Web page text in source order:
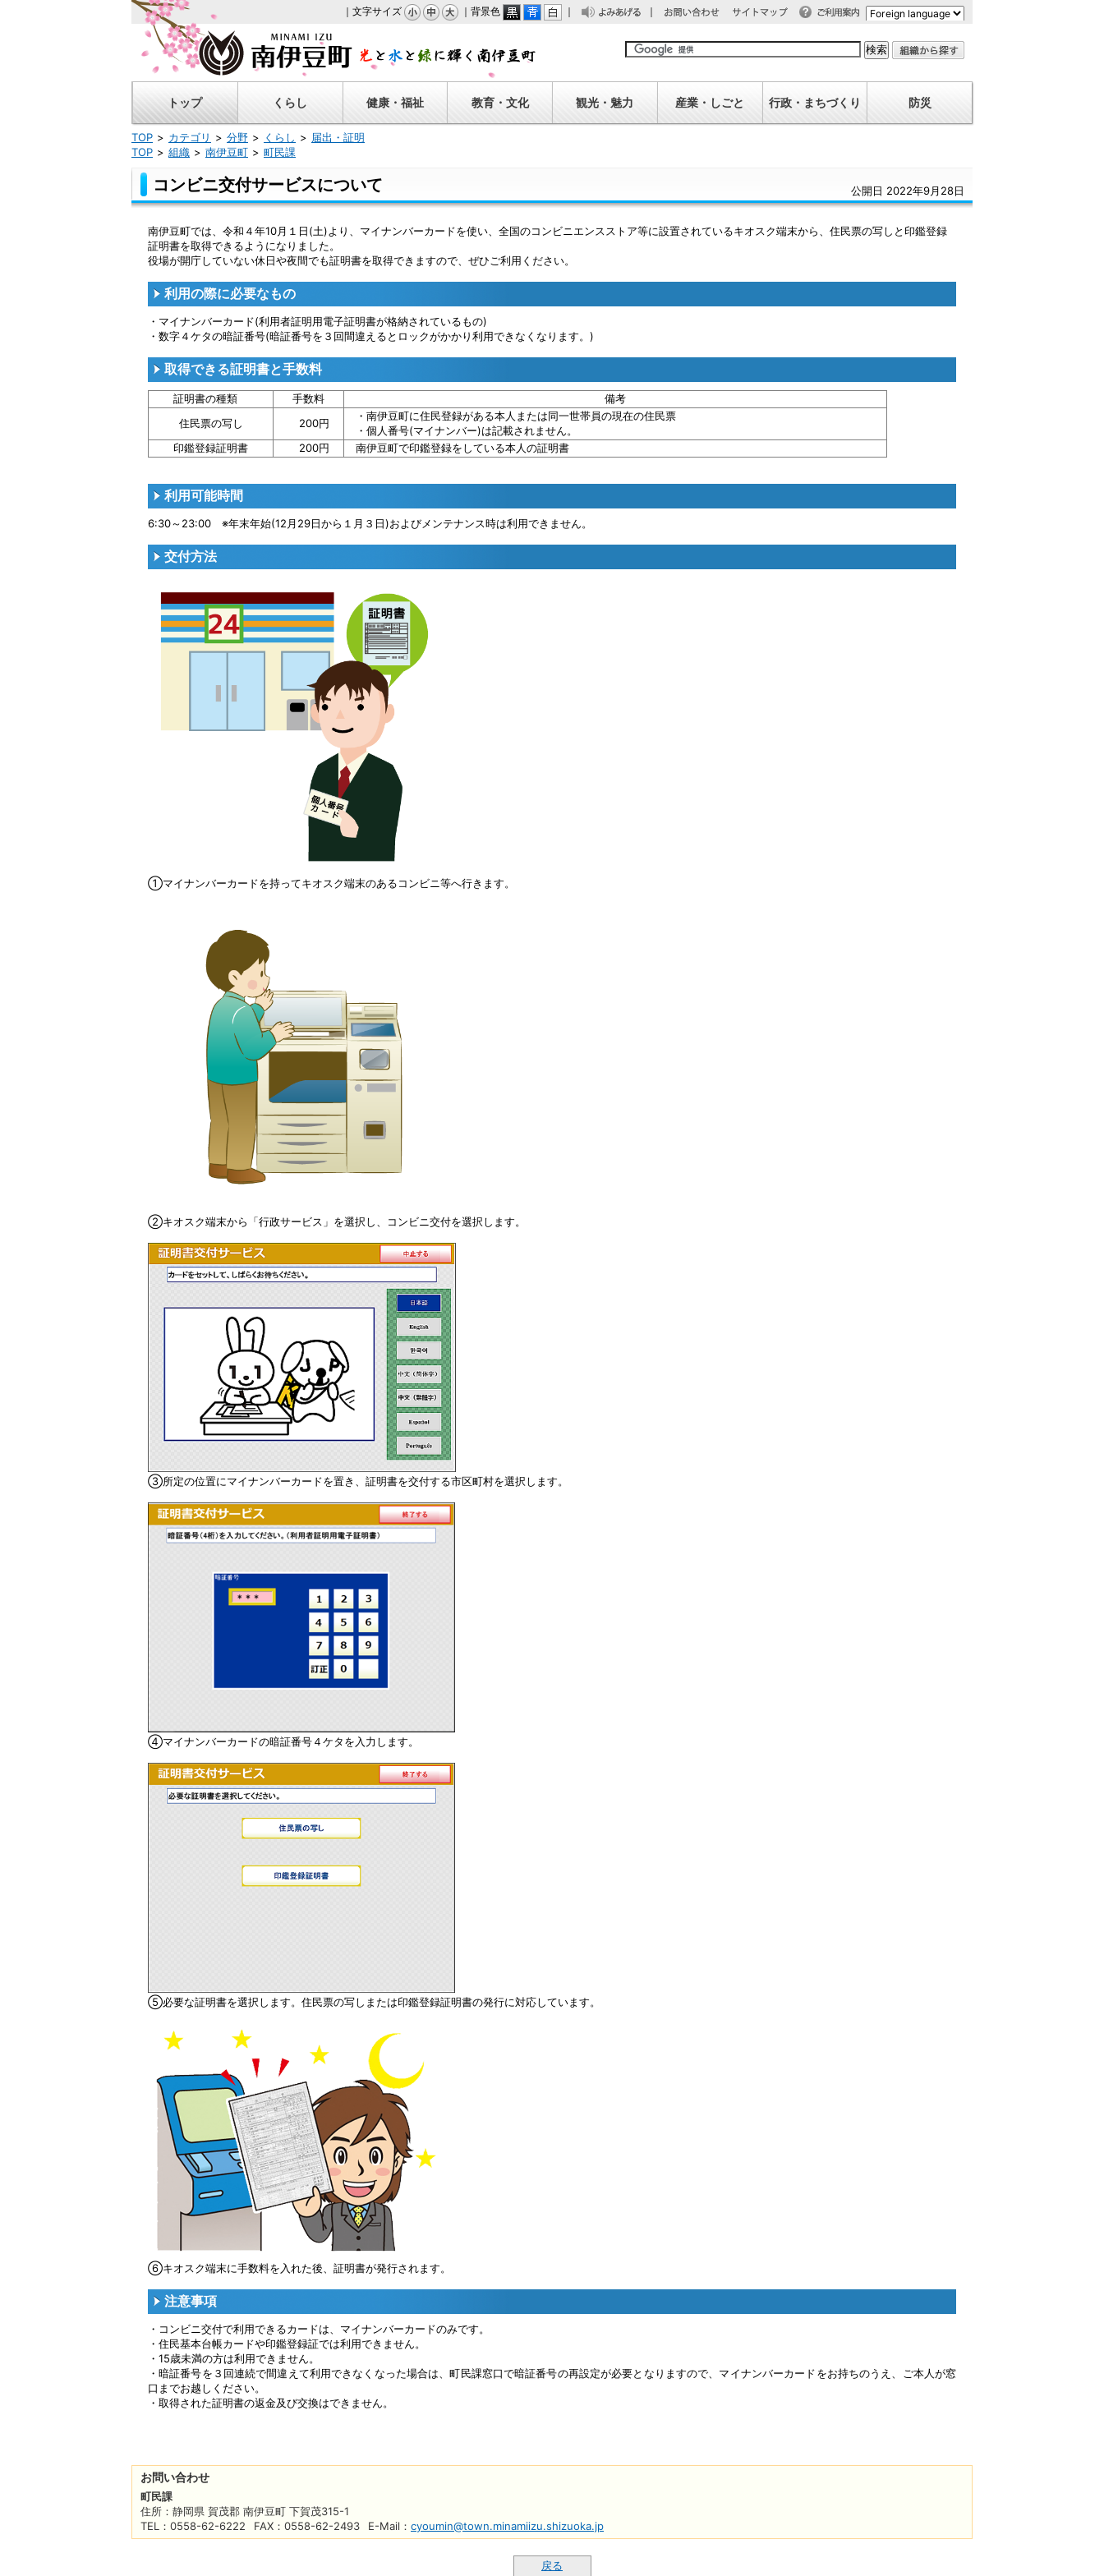
｜文字サイズ ｜背景色
｜
｜
トップ くらし 健康・福祉 教育・文化 観光・魅力 産業・しごと 行政・まちづくり 防災
TOP カテゴリ 分野 くらし
届出・証明
TOP
組織 南伊豆町 町民課
コンビニ交付サービスについて 公開日 2022年9月28日
南伊豆町では、令和４年10月１日(土)より、マイナンバーカードを使い、全国のコンビニエンスストア等に設置されているキオスク端末から、住民票の写しと印鑑登録
証明書を取得できるようになりました。
役場が開庁していない休日や夜間でも証明書を取得できますので、ぜひご利用ください。
利用の際に必要なもの
・マイナンバーカード(利用者証明用電子証明書が格納されているもの)
・数字４ケタの暗証番号(暗証番号を３回間違えるとロックがかかり利用できなくなります。)
取得できる証明書と手数料
証明書の種類 手数料
備考
住民票の写し
200円
・南伊豆町に住民登録がある本人または同一世帯員の現在の住民票
・個人番号(マイナンバー)は記載されません。
印鑑登録証明書
200円 南伊豆町で印鑑登録をしている本人の証明書
利用可能時間
6:30～23:00 ※年末年始(12月29日から１月３日)およびメンテナンス時は利用できません。
交付方法
①マイナンバーカードを持ってキオスク端末のあるコンビニ等へ行きます。
②キオスク端末から「行政サービス」を選択し、コンビニ交付を選択します。
③所定の位置にマイナンバーカードを置き、証明書を交付する市区町村を選択します。
④マイナンバーカードの暗証番号４ケタを入力します。
⑤必要な証明書を選択します。住民票の写しまたは印鑑登録証明書の発行に対応しています。
⑥キオスク端末に手数料を入れた後、証明書が発行されます。
注意事項
・コンビニ交付で利用できるカードは、マイナンバーカードのみです。
・住民基本台帳カードや印鑑登録証では利用できません。
・15歳未満の方は利用できません。
・暗証番号を３回連続で間違えて利用できなくなった場合は、町民課窓口で暗証番号の再設定が必要となりますので、マイナンバーカードをお持ちのうえ、ご本人が窓
口までお越しください。
・取得された証明書の返金及び交換はできません。
お問い合わせ
町民課
住所 ：静岡県 賀茂郡 南伊豆町 下賀茂315-1
TEL ：0558-62-6222 FAX ：0558-62-2493 E-Mail ： cyoumin@town.minamiizu.shizuoka.jp
戻る